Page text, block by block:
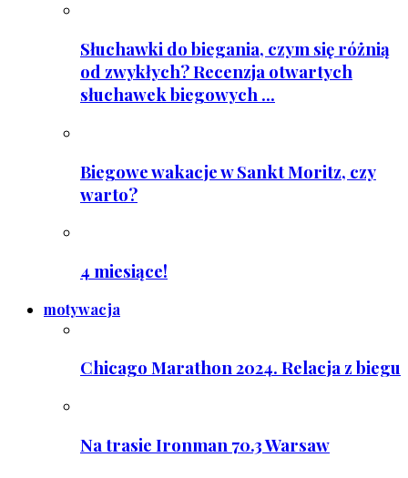
Słuchawki do biegania, czym się różnią
od zwykłych? Recenzja otwartych
słuchawek biegowych ...
Biegowe wakacje w Sankt Moritz, czy
warto?
4 miesiące!
motywacja
Chicago Marathon 2024. Relacja z biegu
Na trasie Ironman 70.3 Warsaw